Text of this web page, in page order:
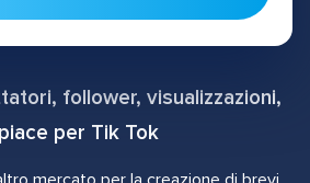
follower, visualizzazioni,
per Tik Tok